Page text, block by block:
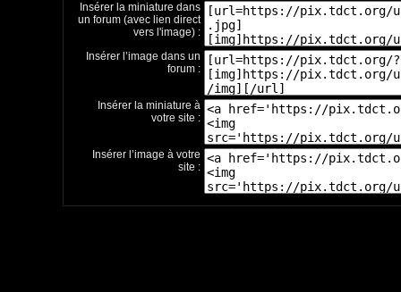
Insérer la miniature dans
un forum (avec lien direct
vers l'image) :
Insérer l’image dans un
forum :
Insérer la miniature à
votre site :
Insérer l’image à votre
site :